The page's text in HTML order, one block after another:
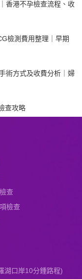
香港不孕檢查流程、收
檢測費用整理｜早期
術方式及收費分析｜婦
查攻略
查
檢查
湖口岸10分鍾路程)